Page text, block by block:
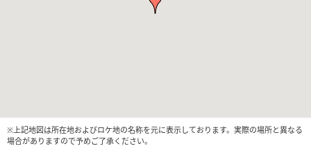
※上記地図は所在地およびロケ地の名称を元に表示しております。実際の場所と異なる
場合がありますので予めご了承ください。